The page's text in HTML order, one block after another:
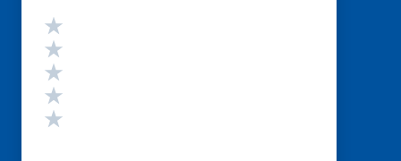
Valutazione